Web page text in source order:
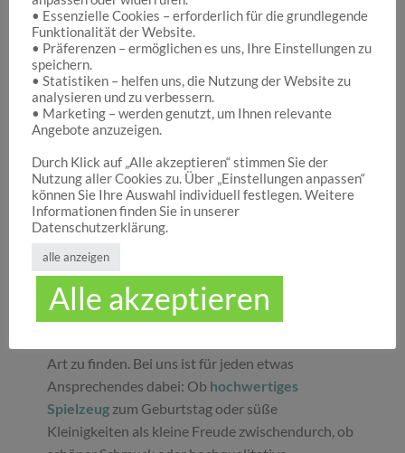
Hocuspocus – Ihr Onlineshop für die schönen
Dinge des Lebens
Hocuspocus ist die richtige Anlaufstelle für Dich,
wenn Du auf der Suche nach schönen
Geschenken , tollenSpielwarenoder
ansprechenderDekorationbist. Wir von
Hocuspocus wissen schöne Dinge stets zu
schätzen und legen daher großen Wert darauf,
dass bei uns Groß und Klein etwas finden, was sie
glücklich macht. Jeder Tag ist ein guter Anlass, um
seinen Liebsten oder sich selbst eine Freude zu
machen. Unser umfassendes Sortiment gibt Ihnen
Art zu finden. Bei uns ist für jeden etwas
Ansprechendes dabei: Ob hochwertiges
Spielzeug zum Geburtstag oder süße
Kleinigkeiten als kleine Freude zwischendurch, ob
• Essenzielle Cookies – erforderlich für die grundlegende
Funktionalität der Website.
• Präferenzen – ermöglichen es uns, Ihre Einstellungen zu
speichern.
• Statistiken – helfen uns, die Nutzung der Website zu
analysieren und zu verbessern.
• Marketing – werden genutzt, um Ihnen relevante
Angebote anzuzeigen.
Durch Klick auf „Alle akzeptieren“ stimmen Sie der
Nutzung aller Cookies zu. Über „Einstellungen anpassen“
können Sie Ihre Auswahl individuell festlegen. Weitere
Informationen finden Sie in unserer
Datenschutzerklärung.
alle anzeigen
Alle akzeptieren